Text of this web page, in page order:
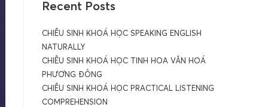
Recent Posts
CHIÊU SINH KHOÁ HỌC SPEAKING ENGLISH
NATURALLY
CHIÊU SINH KHOÁ HỌC TINH HOA VĂN HOÁ
PHƯƠNG ĐÔNG
CHIÊU SINH KHOÁ HỌC PRACTICAL LISTENING
COMPREHENSION